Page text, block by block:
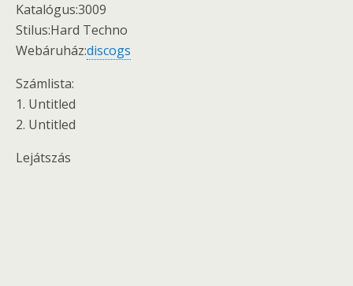
Katalógus:3009
Stilus:Hard Techno
Webáruház:discogs
Számlista:
1. Untitled
2. Untitled
Lejátszás